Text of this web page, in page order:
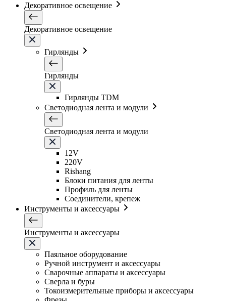
Декоративное освещение
Декоративное освещение
Гирлянды
Гирлянды
Гирлянды TDM
Светодиодная лента и модули
Светодиодная лента и модули
12V
220V
Rishang
Блоки питания для ленты
Профиль для ленты
Соединители, крепеж
Инструменты и аксессуары
Инструменты и аксессуары
Паяльное оборудование
Ручной инструмент и аксессуары
Сварочные аппараты и аксессуары
Сверла и буры
Токоизмерительные приборы и аксессуары